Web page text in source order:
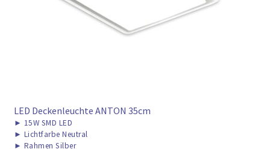
► ZAHLARTEN
► VERSANDARTEN
LED Deckenleuchte ANTON 35cm
► 15W SMD LED
► Lichtfarbe Neutral
► Rahmen Silber